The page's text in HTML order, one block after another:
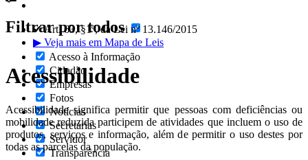
Filtrar por todos
Acesso à Informação
Cidadão
Empresas
Fotos
Notícias
Secretarias
Servidor
Transparência
✔ Art. 63, §1º, da Lei nº 13.146/2015
▶ Veja mais em Mapa de Leis
Acessibilidade
Acessibilidade significa permitir que pessoas com deficiências ou
mobilidade reduzida participem de atividades que incluem o uso de
produtos, serviços e informação, além de permitir o uso destes por
todas as parcelas da população.